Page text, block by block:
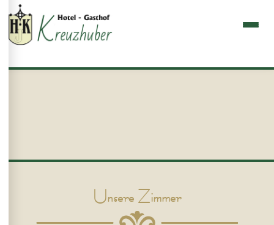
Unsere Zimmer